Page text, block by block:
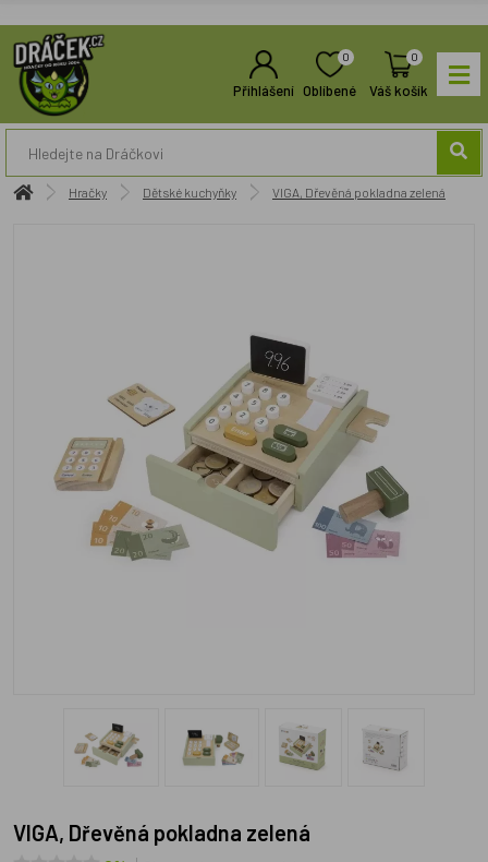
Přihlášení
0
Oblíbené
0
Váš košík
Hračky Dětské kuchyňky VIGA, Dřevěná pokladna zelená
VIGA, Dřevěná pokladna zelená